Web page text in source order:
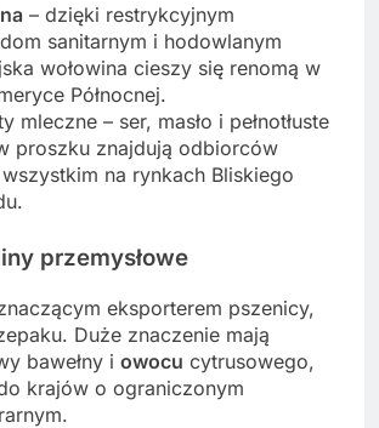
– dzięki restrykcyjnym
sanitarnym i hodowlanym
wołowina cieszy się renomą w
Północnej.
mleczne – ser, masło i pełnotłuste
proszku znajdują odbiorców
na rynkach Bliskiego
przemysłowe
eksporterem pszenicy,
Duże znaczenie mają
bawełny i owocu cytrusowego,
krajów o ograniczonym